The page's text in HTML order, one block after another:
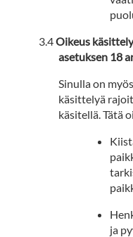
Oikeus
asetuksen 18
Sinulla on
käsittelyä
käsitellä. Tätä
ja